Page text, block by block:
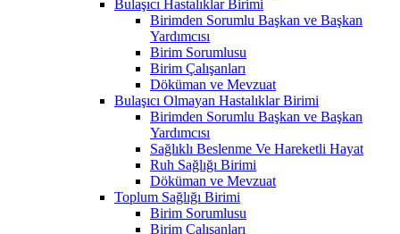
Bulaşıcı Hastalıklar Birimi
Birimden Sorumlu Başkan ve Başkan
Yardımcısı
Birim Sorumlusu
Birim Çalışanları
Döküman ve Mevzuat
Bulaşıcı Olmayan Hastalıklar Birimi
Birimden Sorumlu Başkan ve Başkan
Yardımcısı
Sağlıklı Beslenme Ve Hareketli Hayat
Ruh Sağlığı Birimi
Döküman ve Mevzuat
Toplum Sağlığı Birimi
Birim Sorumlusu
Birim Çalışanları